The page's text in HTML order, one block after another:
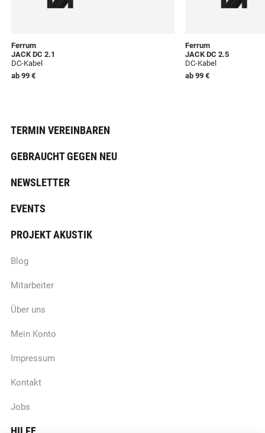
Ferrum
JACK DC 2.1
DC-Kabel
ab 99 €
Ferrum
JACK DC 2.5
DC-Kabel
ab 99 €
TERMIN VEREINBAREN
GEBRAUCHT GEGEN NEU
NEWSLETTER
EVENTS
PROJEKT AKUSTIK
Blog
Mitarbeiter
Über uns
Mein Konto
Impressum
Kontakt
Jobs